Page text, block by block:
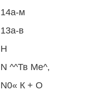
14а-м
13а-в
Н
N ^^Тв Ме^,
N0« К + О